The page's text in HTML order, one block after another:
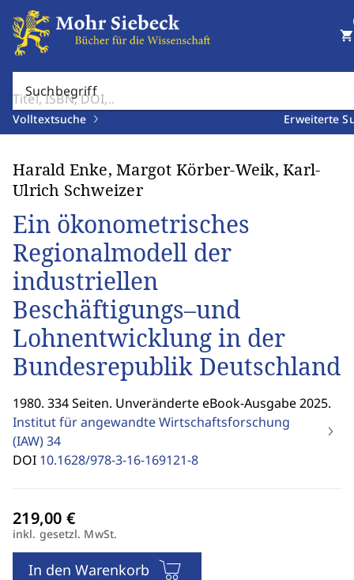
Suchbegriff
Volltextsuche Erweiterte
shopping_cart
Harald Enke, Margot Körber-Weik, Karl-
Ulrich Schweizer
Ein ökonometrisches
Regionalmodell der
industriellen
Beschäftigungs–und
Lohnentwicklung in der
Bundesrepublik Deutschland
1980. 334 Seiten. Unveränderte eBook-Ausgabe 2025.
Institut für angewandte Wirtschaftsforschung
(IAW)34
DOI 10.1628/978-3-16-169121-8
inkl. gesetzl. MwSt.
In den Warenkorb